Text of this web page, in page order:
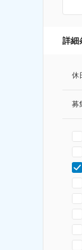
詳細
休
募